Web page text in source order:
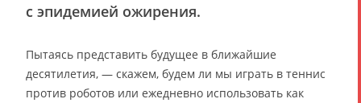
с эпидемией ожирения.
Пытаясь представить будущее в ближайшие
десятилетия, — скажем, будем ли мы играть в теннис
против роботов или ежедневно использовать как